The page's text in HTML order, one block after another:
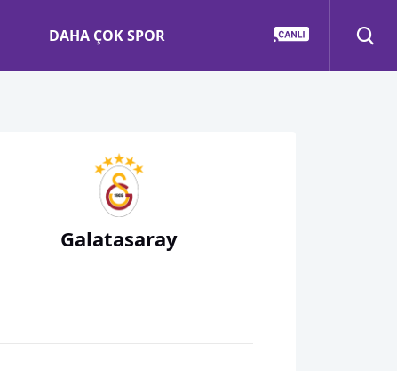
DAHA ÇOK SPOR
Galatasaray